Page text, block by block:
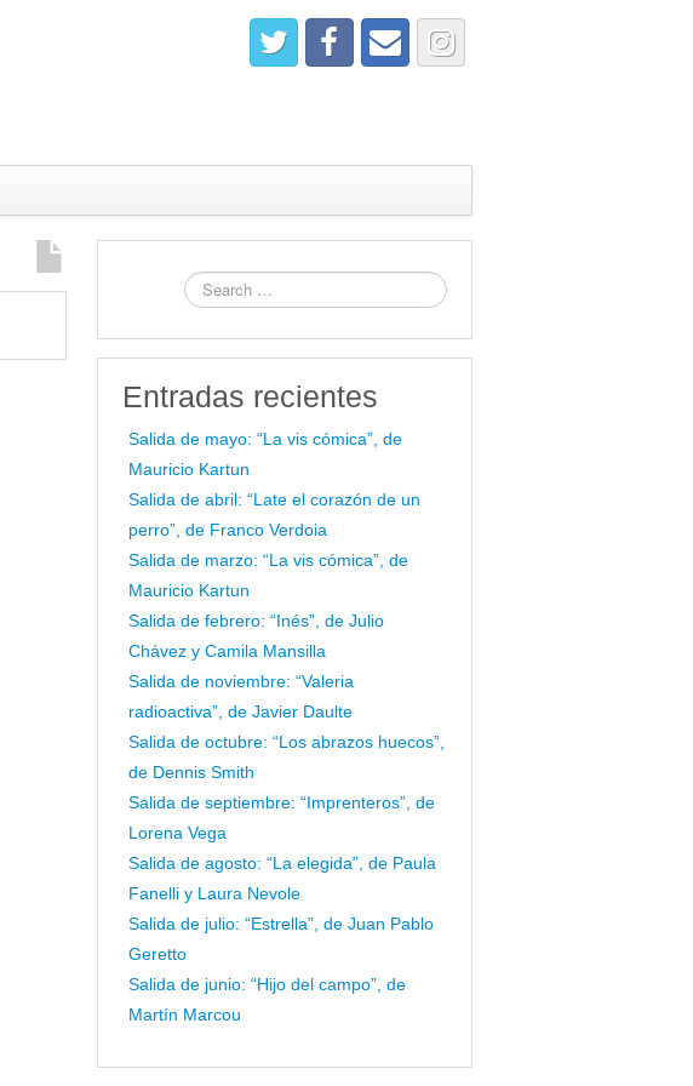
Entradas recientes
Salida de mayo: “La vis cómica”, de
Mauricio Kartun
Salida de abril: “Late el corazón de un
perro”, de Franco Verdoia
Salida de marzo: “La vis cómica”, de
Mauricio Kartun
Salida de febrero: “Inés”, de Julio
Chávez y Camila Mansilla
Salida de noviembre: “Valeria
radioactiva”, de Javier Daulte
Salida de octubre: “Los abrazos huecos”,
de Dennis Smith
Salida de septiembre: “Imprenteros”, de
Lorena Vega
Salida de agosto: “La elegida”, de Paula
Fanelli y Laura Nevole
Salida de julio: “Estrella”, de Juan Pablo
Geretto
Salida de junio: “Hijo del campo”, de
Martín Marcou